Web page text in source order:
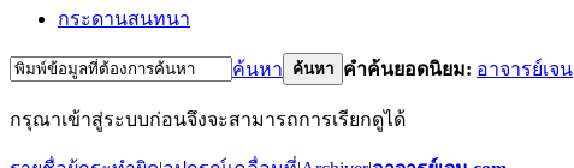
กระดานสนทนา
ค้นหา ค้นหา คำค้นยอดนิยม: อาจารย์เจน
กรุณาเข้าสู่ระบบก่อนจึงจะสามารถการเรียกดูได้